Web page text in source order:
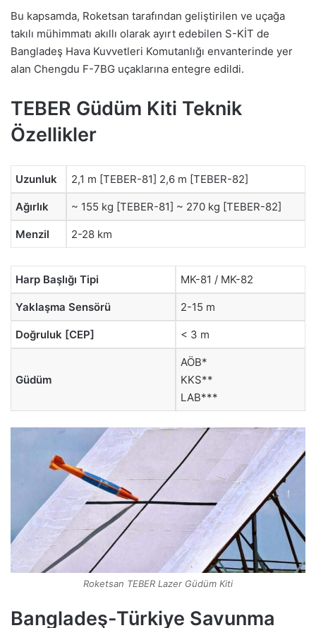
Bu kapsamda, Roketsan tarafından geliştirilen ve uçağa
takılı mühimmatı akıllı olarak ayırt edebilen S-KİT de
Bangladeş Hava Kuvvetleri Komutanlığı envanterinde yer
alan Chengdu F-7BG uçaklarına entegre edildi.
TEBER Güdüm Kiti Teknik
Özellikler
Uzunluk 2,1 m [TEBER-81] 2,6 m [TEBER-82]
Ağırlık ~ 155 kg [TEBER-81] ~ 270 kg [TEBER-82]
Menzil 2-28 km
Harp Başlığı Tipi MK-81 / MK-82
Yaklaşma Sensörü 2-15 m
Doğruluk [CEP] < 3 m
Güdüm
AÖB*
KKS**
LAB***
Roketsan TEBER Lazer Güdüm Kiti
Bangladeş-Türkiye Savunma